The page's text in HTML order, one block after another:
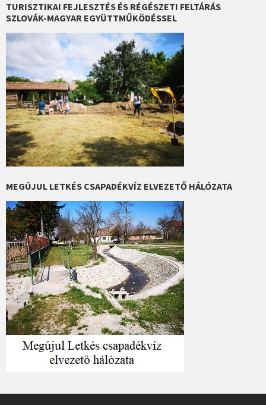
TURISZTIKAI FEJLESZTÉS ÉS RÉGÉSZETI FELTÁRÁS
SZLOVÁK-MAGYAR EGYÜTTMŰKÖDÉSSEL
MEGÚJUL LETKÉS CSAPADÉKVÍZ ELVEZETŐ HÁLÓZATA